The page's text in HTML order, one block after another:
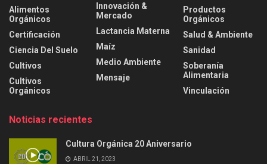
Alimentos
Orgánicos
Certificación
Ciencia Del Suelo
Cultivos
Cultivos
Orgánicos
Innovación &
Mercado
Lactancia Materna
Maíz
Medio Ambiente
Mensaje
Productos
Orgánicos
Salud & Ambiente
Sanidad
Soberanía
Alimentaria
Vinculación
Noticias recientes
Cultura Orgánica 20 Aniversario
ABRIL 21, 2023